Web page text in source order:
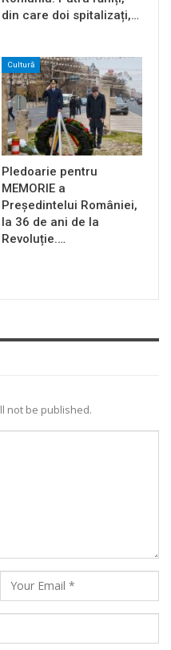
din care doi spitalizați,…
Cultură
Pledoarie pentru
MEMORIE a
Președintelui României,
la 36 de ani de la
Revoluție.…
not be published.